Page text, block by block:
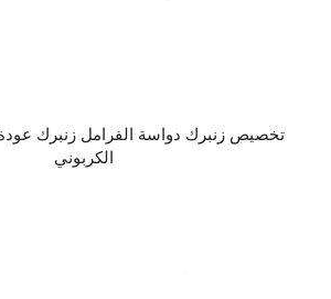
تخصيص زنبرك دواسة الفرامل زنبرك
الكربوني